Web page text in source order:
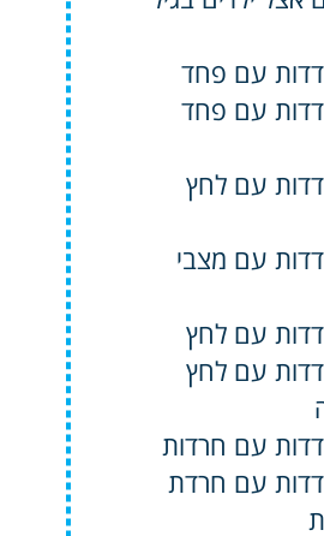
עם פחד
עם פחד
עם לחץ
עם מצבי
עם לחץ
עם לחץ
עם חרדות
עם חרדת